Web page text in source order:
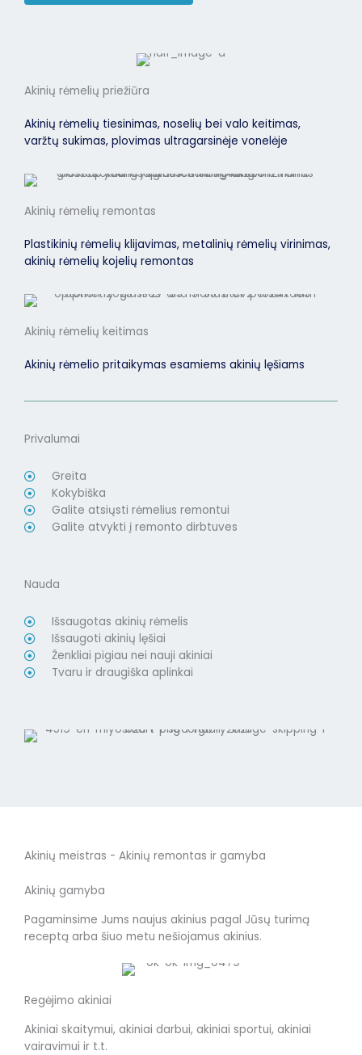
Akinių rėmelių priežiūra
Akinių rėmelių tiesinimas, noselių bei valo keitimas,
varžtų sukimas, plovimas ultragarsinėje vonelėje
Akinių rėmelių remontas
Plastikinių rėmelių klijavimas, metalinių rėmelių virinimas,
akinių rėmelių kojelių remontas
Akinių rėmelių keitimas
Akinių rėmelio pritaikymas esamiems akinių lęšiams
Privalumai
Greita
Kokybiška
Galite atsiųsti rėmelius remontui
Galite atvykti į remonto dirbtuves
Nauda
Išsaugotas akinių rėmelis
Išsaugoti akinių lęšiai
Ženkliai pigiau nei nauji akiniai
Tvaru ir draugiška aplinkai
Akinių meistras - Akinių remontas ir gamyba
Akinių gamyba
Pagaminsime Jums naujus akinius pagal Jūsų turimą
receptą arba šiuo metu nešiojamus akinius.
Regėjimo akiniai
Akiniai skaitymui, akiniai darbui, akiniai sportui, akiniai
vairavimui ir t.t.